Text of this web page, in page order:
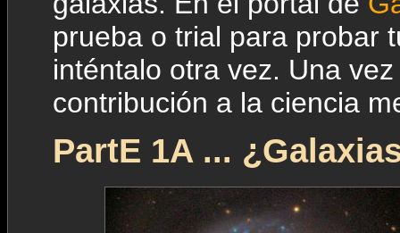
prueba o trial para probar
inténtalo otra vez. Una
contribución a la ciencia
PartE 1A ...